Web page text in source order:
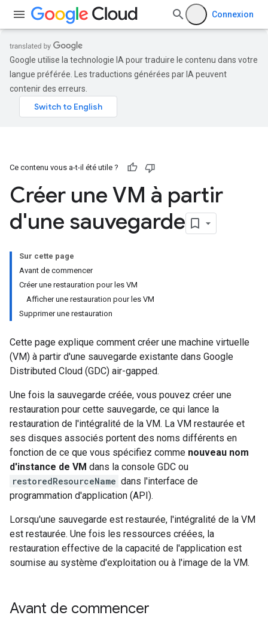
Connexion
Google utilise la technologie IA pour traduire le contenu dans votre
langue préférée. Les traductions générées par IA peuvent
contenir des erreurs.
Ce contenu vous a-t-il été utile ?
Créer une VM à partir
d'une sauvegarde
Sur cette page
Avant de commencer
Créer une restauration pour les VM
Afficher une restauration pour les VM
Supprimer une restauration
Cette page explique comment créer une machine virtuelle
(VM) à partir d'une sauvegarde existante dans Google
Distributed Cloud (GDC) air-gapped.
Une fois la sauvegarde créée, vous pouvez créer une
restauration pour cette sauvegarde, ce qui lance la
restauration de l'intégralité de la VM. La VM restaurée et
ses disques associés portent des noms différents en
fonction de ce que vous spécifiez comme nouveau nom
d'instance de VM dans la console GDC ou
restoredResourceName dans l'interface de
programmation d'application (API).
Lorsqu'une sauvegarde est restaurée, l'intégralité de la VM
est restaurée. Une fois les ressources créées, la
restauration effective de la capacité de l'application est
soumise au système d'exploitation ou à l'image de la VM.
Avant de commencer